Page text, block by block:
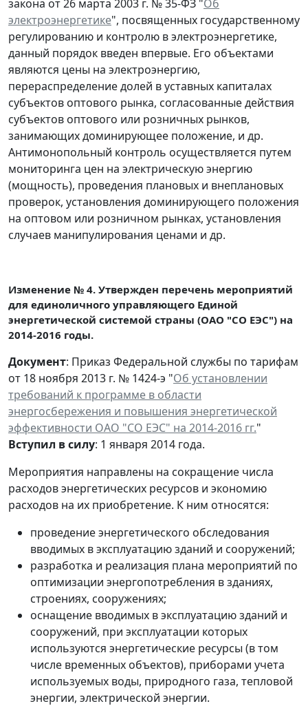
закона от 26 марта 2003 г. № 35-ФЗ "Об
электроэнергетике", посвященных государственному
регулированию и контролю в электроэнергетике,
данный порядок введен впервые. Его объектами
являются цены на электроэнергию,
перераспределение долей в уставных капиталах
субъектов оптового рынка, согласованные действия
субъектов оптового или розничных рынков,
занимающих доминирующее положение, и др.
Антимонопольный контроль осуществляется путем
мониторинга цен на электрическую энергию
(мощность), проведения плановых и внеплановых
проверок, установления доминирующего положения
на оптовом или розничном рынках, установления
случаев манипулирования ценами и др.
Изменение № 4. Утвержден перечень мероприятий
для единоличного управляющего Единой
энергетической системой страны (ОАО "СО ЕЭС") на
2014-2016 годы.
Документ: Приказ Федеральной службы по тарифам
от 18 ноября 2013 г. № 1424-э "Об установлении
требований к программе в области
энергосбережения и повышения энергетической
эффективности ОАО "СО ЕЭС" на 2014-2016 гг."
Вступил в силу: 1 января 2014 года.
Мероприятия направлены на сокращение числа
расходов энергетических ресурсов и экономию
расходов на их приобретение. К ним относятся:
проведение энергетического обследования
вводимых в эксплуатацию зданий и сооружений;
разработка и реализация плана мероприятий по
оптимизации энергопотребления в зданиях,
строениях, сооружениях;
оснащение вводимых в эксплуатацию зданий и
сооружений, при эксплуатации которых
используются энергетические ресурсы (в том
числе временных объектов), приборами учета
используемых воды, природного газа, тепловой
энергии, электрической энергии.